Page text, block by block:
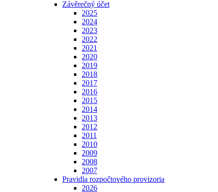
Závěrečný účet
2025
2024
2023
2022
2021
2020
2019
2018
2017
2016
2015
2014
2013
2012
2011
2010
2009
2008
2007
Pravidla rozpočtového provizoria
2026